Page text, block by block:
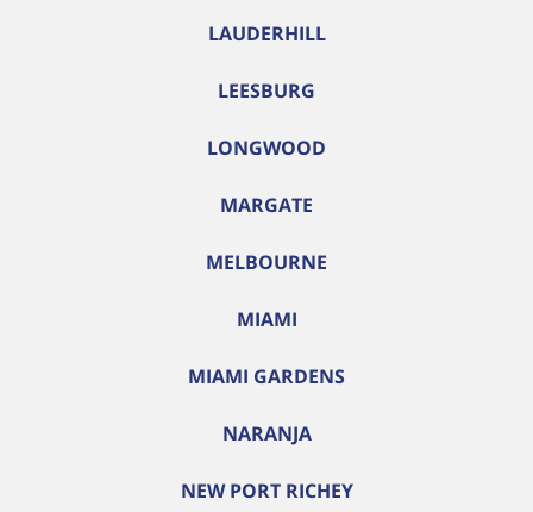
LAUDERHILL
LEESBURG
LONGWOOD
MARGATE
MELBOURNE
MIAMI
MIAMI GARDENS
NARANJA
NEW PORT RICHEY